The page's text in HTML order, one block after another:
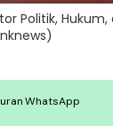
Politik,
WhatsApp